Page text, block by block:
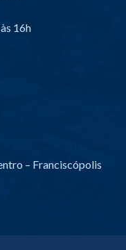
16h
– Franciscópolis